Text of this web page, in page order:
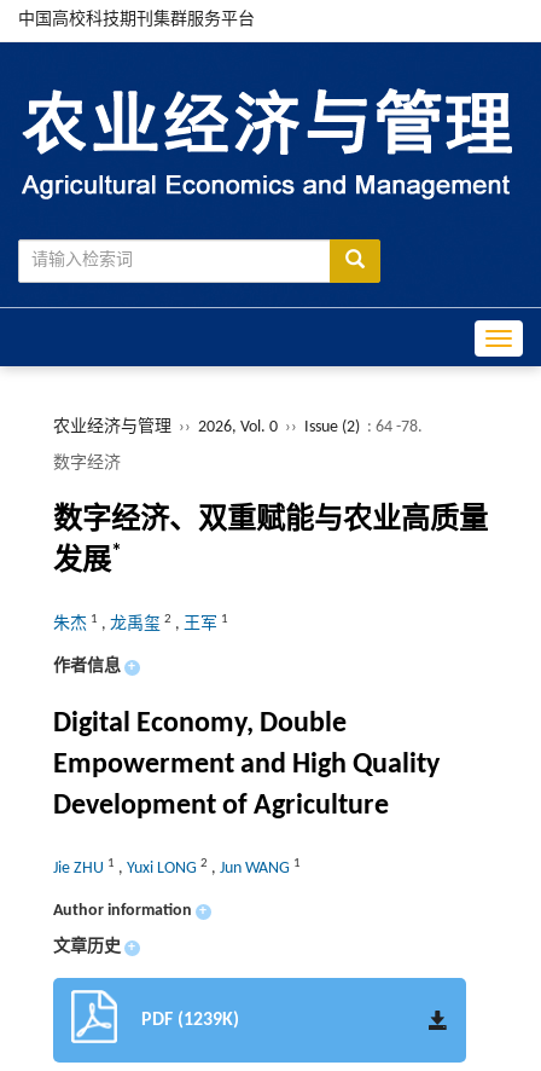
中国高校科技期刊集群服务平台
农业经济与管理 ›› 2026, Vol. 0 ›› Issue (2) : 64 -78.
数字经济
数字经济、双重赋能与农业高质量
发展*
朱杰 1 , 龙禹玺 2 , 王军 1
作者信息 +
Digital Economy, Double
Empowerment and High Quality
Development of Agriculture
Jie ZHU 1 , Yuxi LONG 2 , Jun WANG 1
Author information +
文章历史 +
PDF (1239K)